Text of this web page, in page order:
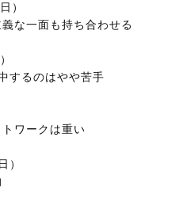
）
な一面も持ち合わせる
するのはやや苦手
ワークは重い
）